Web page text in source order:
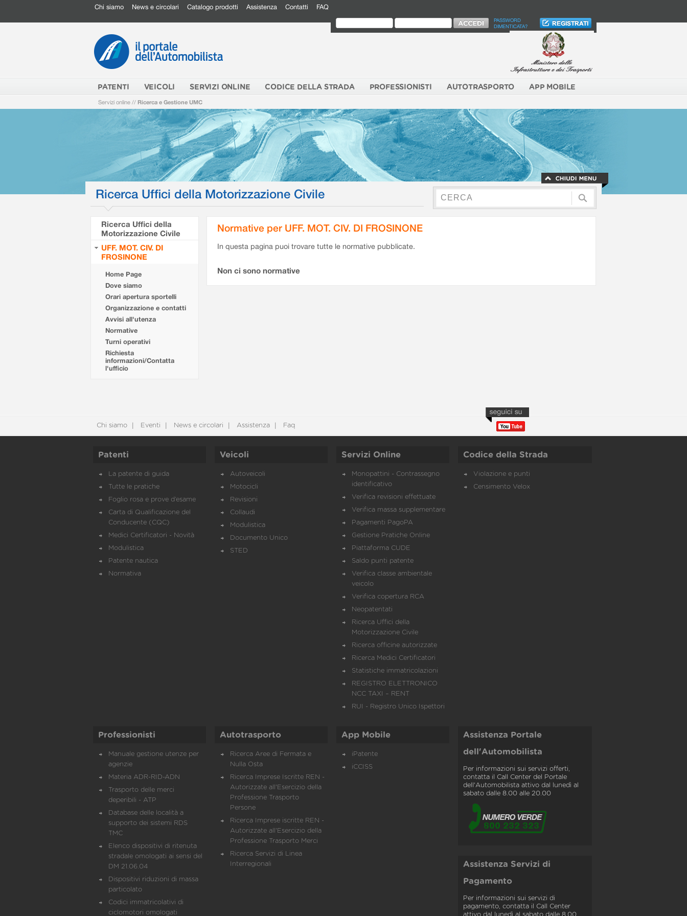
Chi siamo News e circolari Catalogo prodotti Assistenza Contatti FAQ
PASSWORD
DIMENTICATA?
PATENTI VEICOLI SERVIZI ONLINE CODICE DELLA STRADA PROFESSIONISTI AUTOTRASPORTO APP MOBILE
Servizi online // Ricerca e Gestione UMC
Ricerca Uffici della Motorizzazione Civile
Ricerca Uffici della
Motorizzazione Civile
UFF. MOT. CIV. DI
FROSINONE
Home Page
Dove siamo
Orari apertura sportelli
Organizzazione e contatti
Avvisi all'utenza
Normative
Turni operativi
Richiesta
informazioni/Contatta
l'ufficio
Normative per UFF. MOT. CIV. DI FROSINONE
In questa pagina puoi trovare tutte le normative pubblicate.
Non ci sono normative
Chi siamo Eventi News e circolari Assistenza Faq
Patenti
La patente di guida
Tutte le pratiche
Foglio rosa e prove d’esame
Carta di Qualificazione del
Conducente (CQC)
Medici Certificatori - Novità
Modulistica
Patente nautica
Normativa
Veicoli
Autoveicoli
Motocicli
Revisioni
Collaudi
Modulistica
Documento Unico
STED
Servizi Online
Monopattini - Contrassegno
identificativo
Verifica revisioni effettuate
Verifica massa supplementare
Pagamenti PagoPA
Gestione Pratiche Online
Piattaforma CUDE
Saldo punti patente
Verifica classe ambientale
veicolo
Verifica copertura RCA
Neopatentati
Ricerca Uffici della
Motorizzazione Civile
Ricerca officine autorizzate
Ricerca Medici Certificatori
Statistiche immatricolazioni
REGISTRO ELETTRONICO
NCC TAXI – RENT
RUI - Registro Unico Ispettori
Codice della Strada
Violazione e punti
Censimento Velox
Professionisti
Manuale gestione utenze per
agenzie
Materia ADR-RID-ADN
Trasporto delle merci
deperibili - ATP
Database delle località a
supporto dei sistemi RDS
TMC
Elenco dispositivi di ritenuta
stradale omologati ai sensi del
DM 21.06.04
Dispositivi riduzioni di massa
particolato
Codici immatricolativi di
ciclomotori omologati
Autotrasporto
Ricerca Aree di Fermata e
Nulla Osta
Ricerca Imprese Iscritte REN -
Autorizzate all'Esercizio della
Professione Trasporto
Persone
Ricerca Imprese iscritte REN -
Autorizzate all'Esercizio della
Professione Trasporto Merci
Ricerca Servizi di Linea
Interregionali
App Mobile
iPatente
iCCISS
Assistenza Portale
dell'Automobilista
Per informazioni sui servizi offerti,
contatta il Call Center del Portale
dell'Automobilista attivo dal lunedì al
sabato dalle 8.00 alle 20.00
Assistenza Servizi di
Pagamento
Per informazioni sui servizi di
pagamento, contatta il Call Center